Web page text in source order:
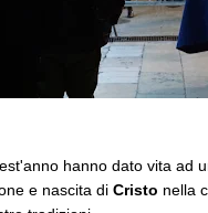
hanno dato vita ad
e nascita di Cristo nella